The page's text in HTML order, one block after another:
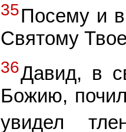
35Посему и
Святому
36Давид, в
Божию,
увидел